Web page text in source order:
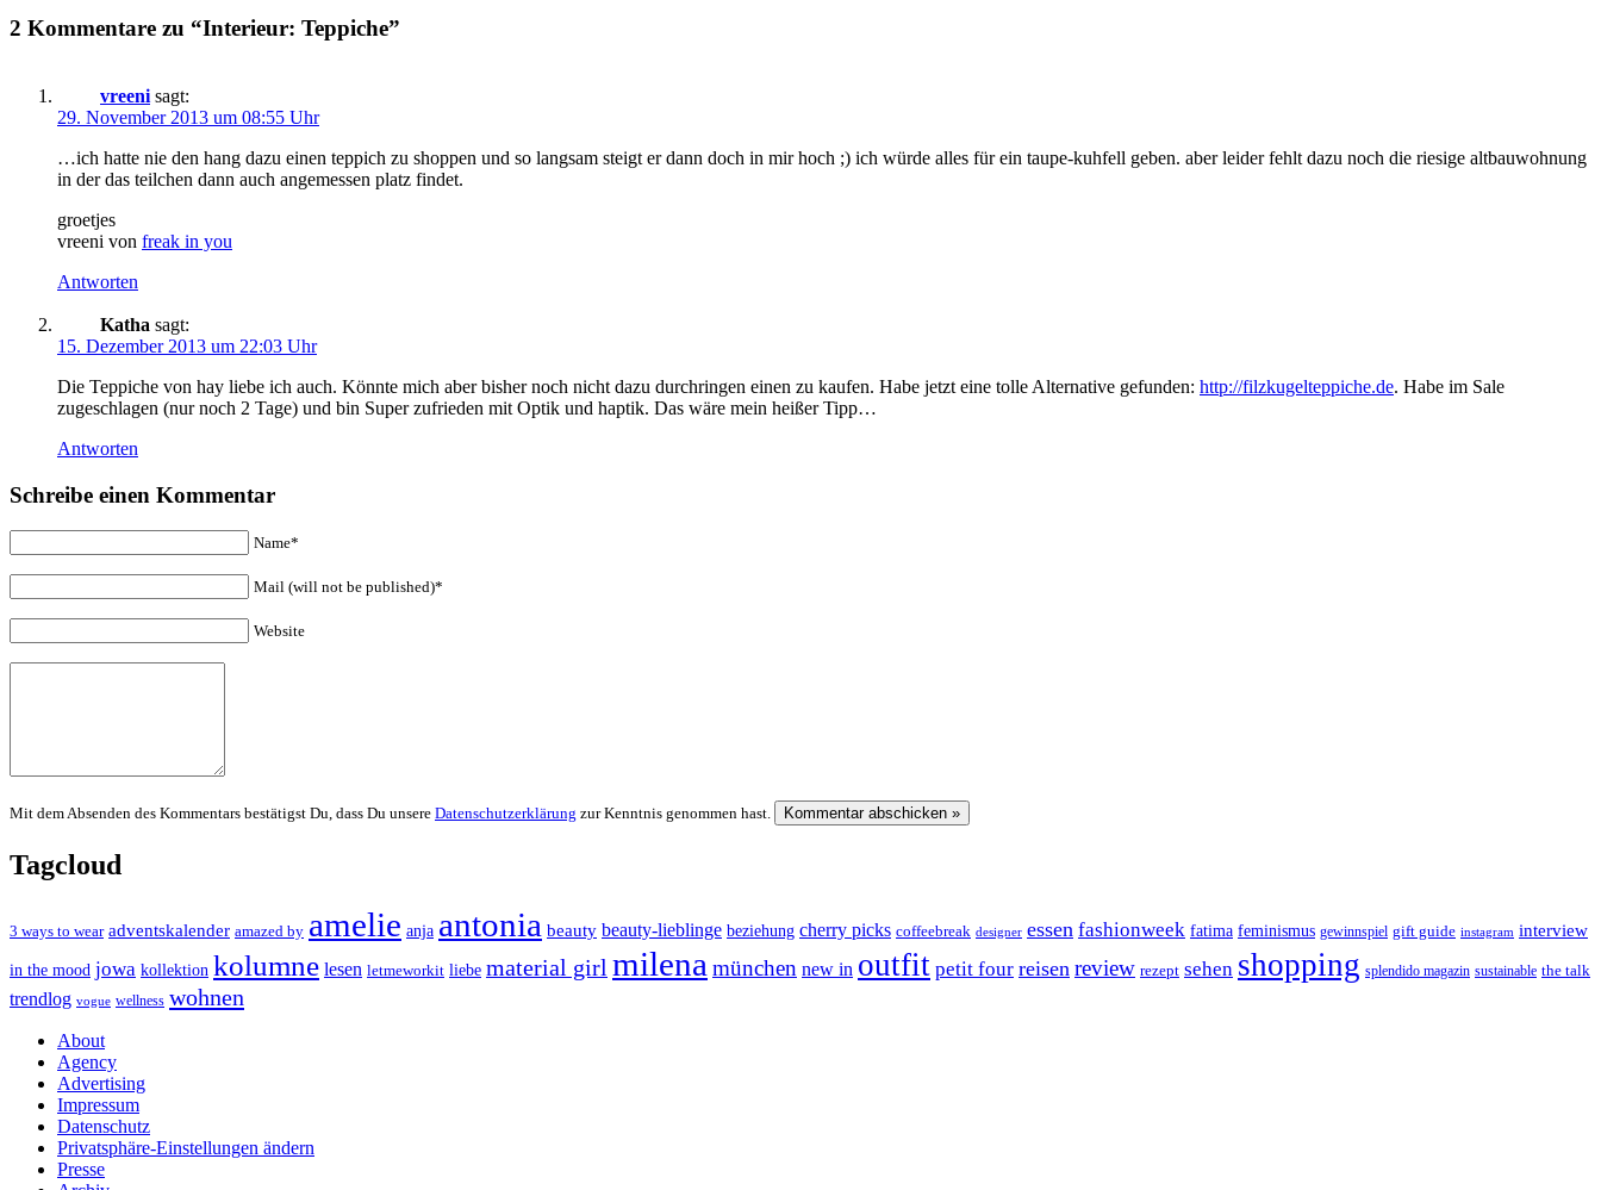
2 Kommentare zu “Interieur: Teppiche”
vreeni sagt:
29. November 2013 um 08:55 Uhr
…ich hatte nie den hang dazu einen teppich zu shoppen und so langsam steigt er dann doch in mir hoch ;) ich würde alles für ein taupe-kuhfell geben. aber leider fehlt dazu noch die riesige altbauwohnung
in der das teilchen dann auch angemessen platz findet.
groetjes
vreeni von freak in you
Antworten
Katha sagt:
15. Dezember 2013 um 22:03 Uhr
Die Teppiche von hay liebe ich auch. Könnte mich aber bisher noch nicht dazu durchringen einen zu kaufen. Habe jetzt eine tolle Alternative gefunden: http://filzkugelteppiche.de. Habe im Sale
zugeschlagen (nur noch 2 Tage) und bin Super zufrieden mit Optik und haptik. Das wäre mein heißer Tipp…
Antworten
Schreibe einen Kommentar
Name*
Mail (will not be published)*
Website
Mit dem Absenden des Kommentars bestätigst Du, dass Du unsere Datenschutzerklärung zur Kenntnis genommen hast.
Tagcloud
3 ways to wear adventskalender amazed by amelie anja antonia beauty beauty-lieblinge beziehung cherry picks coffeebreak designer essen fashionweek fatima feminismus gewinnspiel gift guide instagram interview
in the mood jowa kollektion kolumne lesen letmeworkit liebe material girl milena münchen new in outfit petit four reisen review rezept sehen shopping splendido magazin sustainable the talk
trendlog vogue wellness wohnen
About
Agency
Advertising
Impressum
Datenschutz
Privatsphäre-Einstellungen ändern
Presse